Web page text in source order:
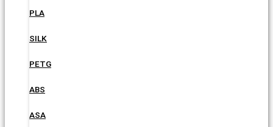
PLA
SILK
PETG
ABS
ASA